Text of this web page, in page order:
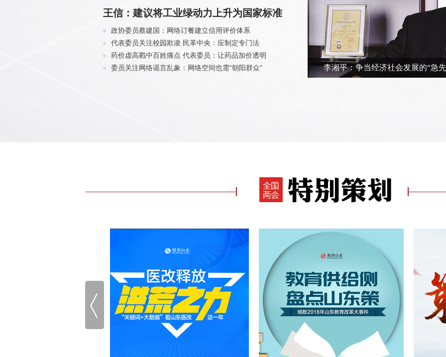
王信：建议将工业绿动力上升为国家标准
政协委员蔡建国：网络订餐建立信用评价体系
代表委员关注校园欺凌 民革中央：应制定专门法
药价虚高戳中百姓痛点 代表委员：让药品加价透明
委员关注网络谣言乱象：网络空间也需“朝阳群众”
李湘平：争当经济社会发展的“急